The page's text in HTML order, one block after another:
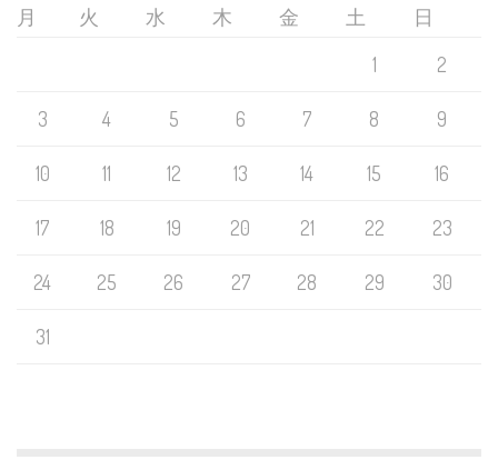
月
火 水 木 金 土
日
1
2
3 4 5 6 7 8 9
10 11 12 13 14 15 16
17 18 19 20 21 22 23
24 25 26 27 28 29 30
31